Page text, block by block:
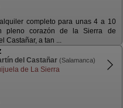
completo para unas 4 a 10
pleno corazón de la Sierra de
Castañar, a tan ...
del Castañar (Salamanca)
de La Sierra